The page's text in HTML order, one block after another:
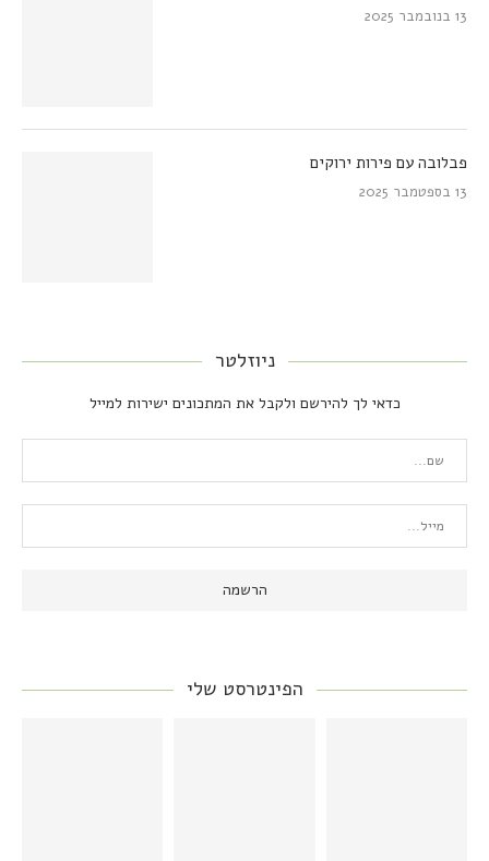
13 בנובמבר 2025
פבלובה עם פירות ירוקים
13 בספטמבר 2025
ניוזלטר
כדאי לך להירשם ולקבל את המתכונים ישירות למייל
הפינטרסט שלי